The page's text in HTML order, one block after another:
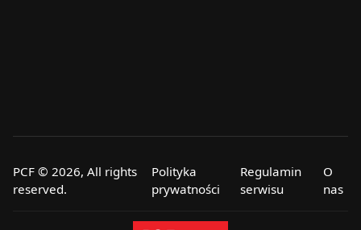
PCF © 2026, All rights
reserved.
Polityka
prywatności
Regulamin
serwisu
O
nas